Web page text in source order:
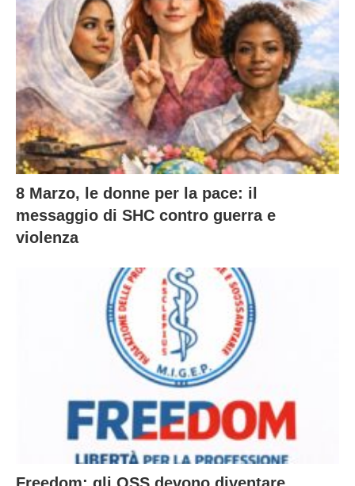
8 Marzo, le donne per la pace: il
messaggio di SHC contro guerra e
violenza